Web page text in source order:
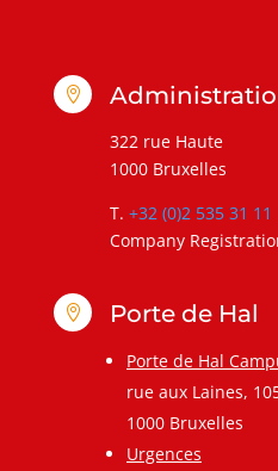

322 rue Haute
1000 Bruxelles
T. +32 (0)2 535 31 11
Company
 Porte de Hal
Porte de Hal
rue aux Laines,
1000 Bruxelles
Urgences